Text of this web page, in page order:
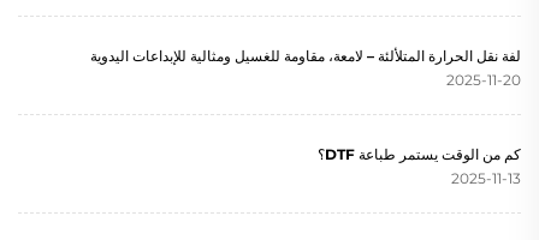
لفة نقل الحرارة المتلألئة – لامعة، مقاومة للغسيل ومثالية للإبداعات اليدوية
2025-11-20
كم من الوقت يستمر طباعة DTF؟
2025-11-13